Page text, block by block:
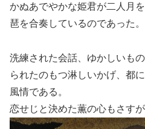
かぬあでやかな姫君が二人月
琶を合奏しているのであった。
洗練された会話、ゆかしいも
られたのもつ淋しいかげ、都
風情である。
恋せじと決めた薫の心もさすが